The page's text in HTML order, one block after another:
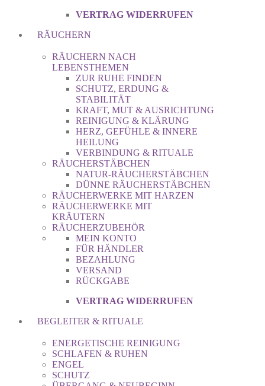
VERTRAG WIDERRUFEN
RÄUCHERN
RÄUCHERN NACH
LEBENSTHEMEN
ZUR RUHE FINDEN
SCHUTZ, ERDUNG &
STABILITÄT
KRAFT, MUT & AUSRICHTUNG
REINIGUNG & KLÄRUNG
HERZ, GEFÜHLE & INNERE
HEILUNG
VERBINDUNG & RITUALE
RÄUCHERSTÄBCHEN
NATUR-RÄUCHERSTÄBCHEN
DÜNNE RÄUCHERSTÄBCHEN
RÄUCHERWERKE MIT HARZEN
RÄUCHERWERKE MIT
KRÄUTERN
RÄUCHERZUBEHÖR
MEIN KONTO
FÜR HÄNDLER
BEZAHLUNG
VERSAND
RÜCKGABE
VERTRAG WIDERRUFEN
BEGLEITER & RITUALE
ENERGETISCHE REINIGUNG
SCHLAFEN & RUHEN
ENGEL
SCHUTZ